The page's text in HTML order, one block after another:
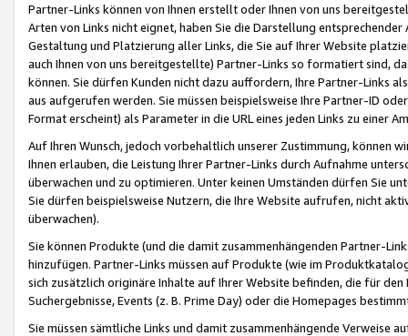
Partner-Links können von Ihnen erstellt oder Ihnen von uns
Arten von Links nicht eignet, haben Sie die Darstellung
Gestaltung und Platzierung aller Links, die Sie auf Ihrer Website
auch Ihnen von uns bereitgestellte) Partner-Links so formatiert sind,
können. Sie dürfen Kunden nicht dazu auffordern, Ihre Partner-Links
aus aufgerufen werden. Sie müssen beispielsweise Ihre Partner-ID
Format erscheint) als Parameter in die URL eines jeden Links zu einer
Auf Ihren Wunsch, jedoch vorbehaltlich unserer Zustimmung, können
Ihnen erlauben, die Leistung Ihrer Partner-Links durch Aufnahme
überwachen und zu optimieren. Unter keinen Umständen dürfen Sie
Sie dürfen beispielsweise Nutzern, die Ihre Website aufrufen, nicht
überwachen).
Sie können Produkte (und die damit zusammenhängenden Partner-
hinzufügen. Partner-Links müssen auf Produkte (wie im
sich zusätzlich originäre Inhalte auf Ihrer Website befinden, die für
Suchergebnisse, Events (z. B. Prime Day) oder die Homepages
Sie müssen sämtliche Links und damit zusammenhängende